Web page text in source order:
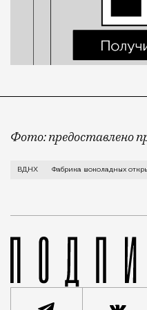
Фото: предоставлено
Все желающие
ВДНХ Фабрика шоколадных